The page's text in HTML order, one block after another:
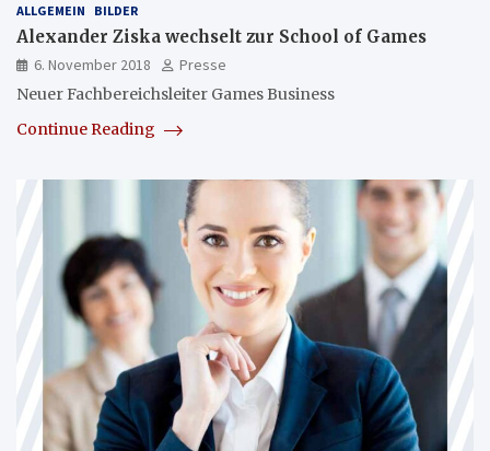
ALLGEMEIN BILDER
Alexander Ziska wechselt zur School of Games
6. November 2018
Presse
Neuer Fachbereichsleiter Games Business
Continue Reading